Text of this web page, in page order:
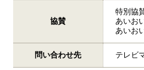
協賛
特別協
あいお
あいお
問い合わせ先 テレビ